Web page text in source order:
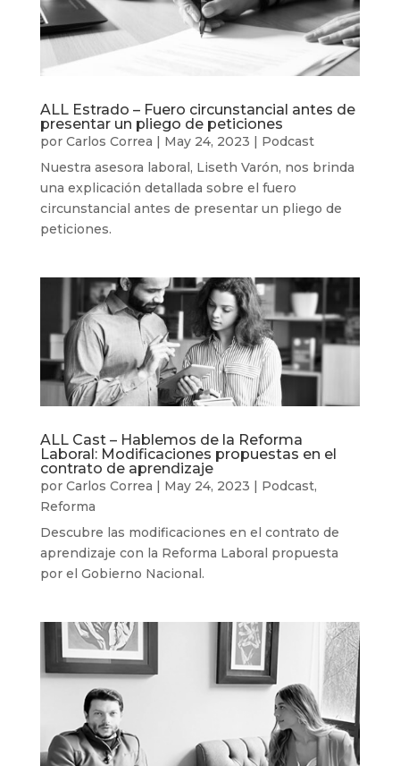
ALL Estrado – Fuero circunstancial antes de
presentar un pliego de peticiones
por Carlos Correa | May 24, 2023 | Podcast
Nuestra asesora laboral, Liseth Varón, nos brinda
una explicación detallada sobre el fuero
circunstancial antes de presentar un pliego de
peticiones.
ALL Cast – Hablemos de la Reforma
Laboral: Modificaciones propuestas en el
contrato de aprendizaje
por Carlos Correa | May 24, 2023 | Podcast,
Reforma
Descubre las modificaciones en el contrato de
aprendizaje con la Reforma Laboral propuesta
por el Gobierno Nacional.